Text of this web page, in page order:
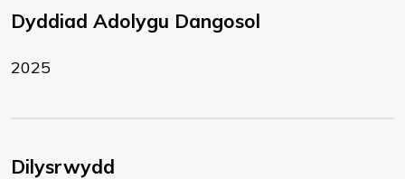
Dyddiad Adolygu Dangosol
2025
Dilysrwydd